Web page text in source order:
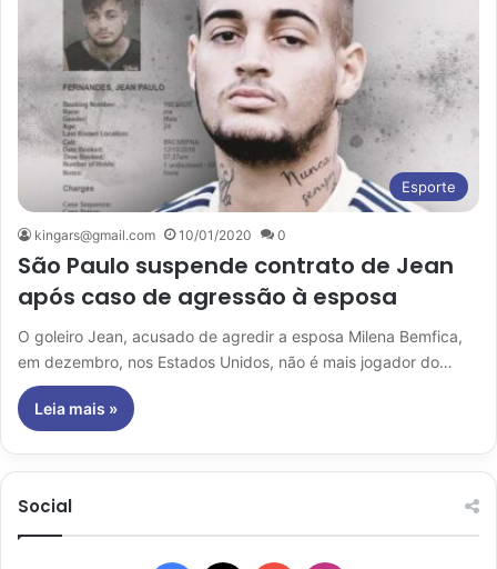
Esporte
kingars@gmail.com 10/01/2020 0
São Paulo suspende contrato de Jean
após caso de agressão à esposa
O goleiro Jean, acusado de agredir a esposa Milena Bemfica,
em dezembro, nos Estados Unidos, não é mais jogador do…
Leia mais »
Social